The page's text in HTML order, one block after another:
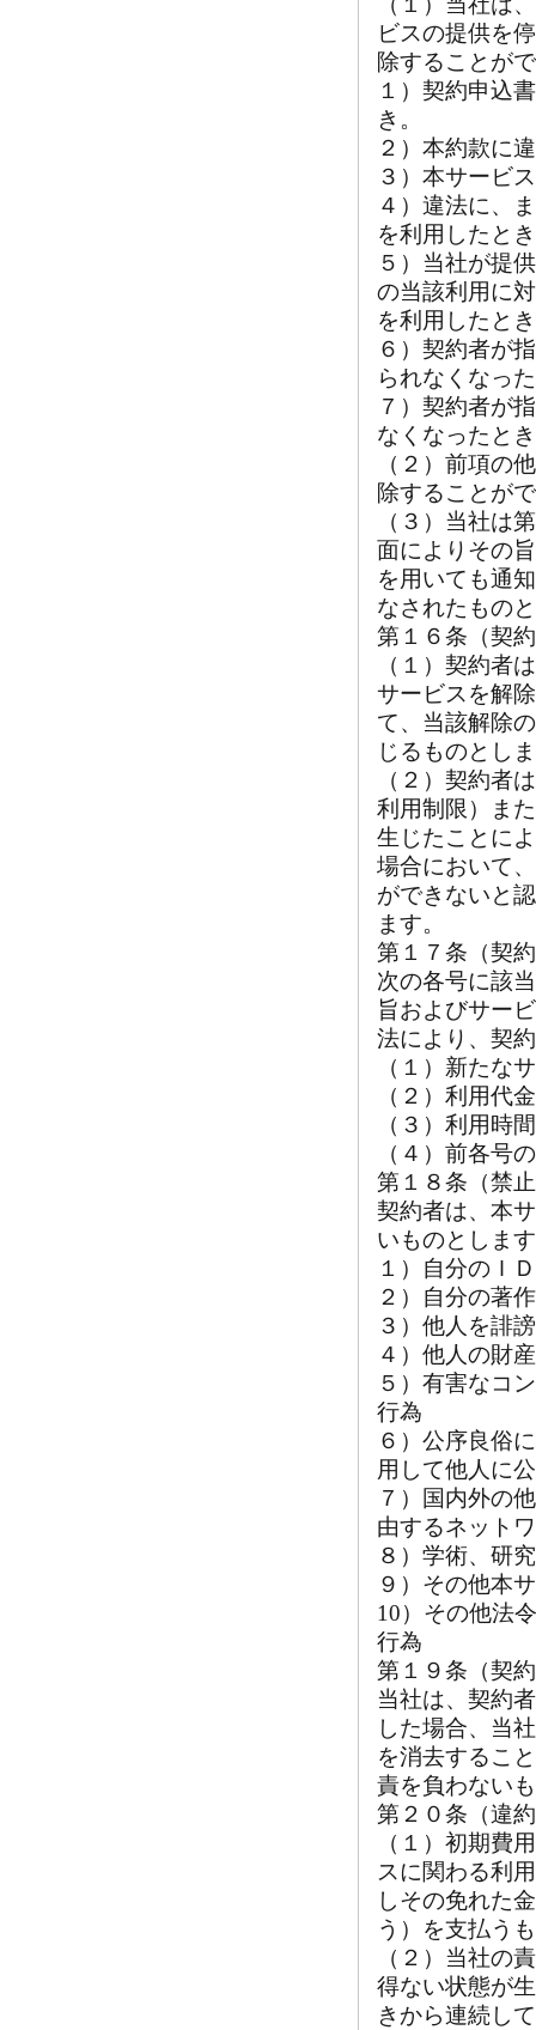
ビスの提供を
除することが
１）契約申込
き。
２）本約款に
３）本サービ
４）違法に、
を利用したと
５）当社が提
の当該利用に
を利用したと
６）契約者が
られなくなっ
７）契約者が
なくなったと
（２）前項の
除することが
（３）当社は
面によりその
を用いても通
なされたもの
第１６条（契
（１）契約者
サービスを解
て、当該解除
じるものとし
（２）契約者
利用制限）ま
生じたことに
場合において
ができないと
ます。
第１７条（契
次の各号に該
旨およびサー
法により、契
（１）新たな
（２）利用代
（３）利用時
（４）前各号
第１８条（禁
契約者は、本
いものとしま
１）自分のＩ
２）自分の著
３）他人を誹
４）他人の財
５）有害なコ
行為
６）公序良俗
用して他人に
７）国内外の
由するネット
８）学術、研
９）その他本
10）その他法
行為
第１９条（契
当社は、契約
した場合、当
を消去するこ
責を負わない
第２０条（違
（１）初期費
スに関わる利
しその免れた
う）を支払う
（２）当社の
得ない状態が
きから連続し